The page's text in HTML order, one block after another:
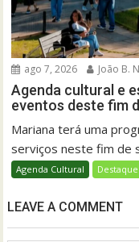
ago 7, 2026 João B.
Agenda cultural e
eventos deste fim
Mariana terá uma
serviços neste fim de
Agenda Cultural Destaque
LEAVE A COMMENT